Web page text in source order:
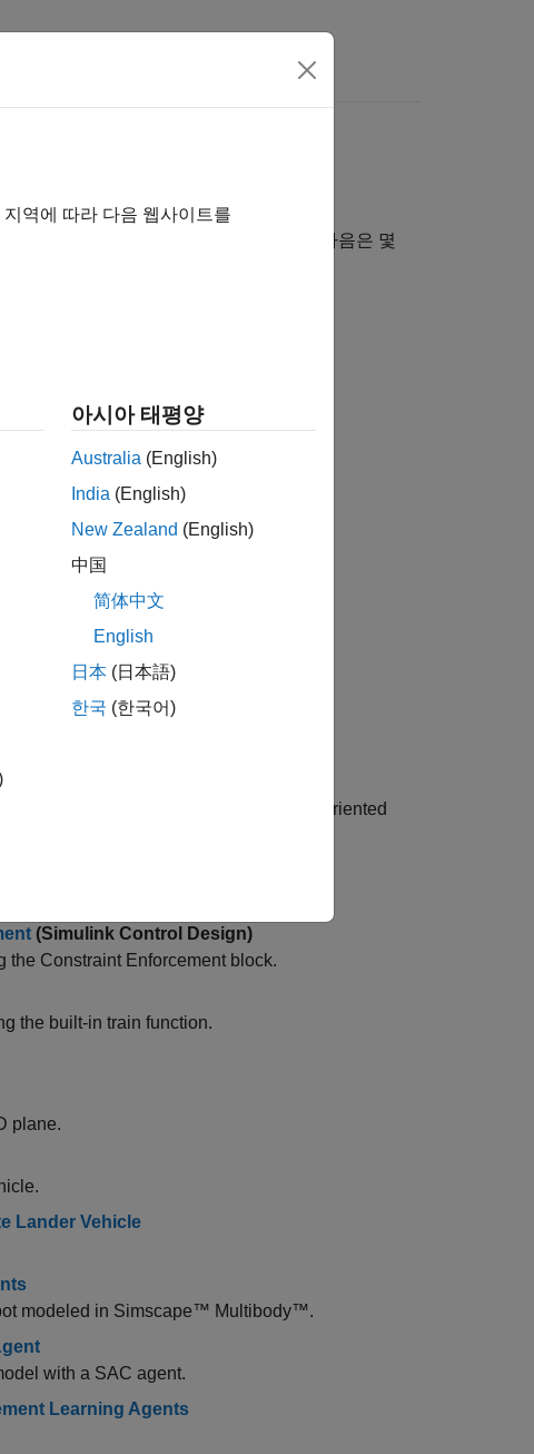
의 다양한 문제에 적용할 수 있습니다. 다음은 몇
을 사용해 제어기를 훈련시킵니다.
motor.
learning to implement field-oriented
System
(Simulink Control Design)
the Constraint Enforcement block.
the built-in train function.
plane.
Lander Vehicle
modeled in Simscape™ Multibody™.
with a SAC agent.
Learning Agents
역에 따라 다음 웹사이트를
아시아 태평양
Australia (English)
India (English)
New Zealand (English)
中国
简体中文
English
日本 (日本語)
한국 (한국어)